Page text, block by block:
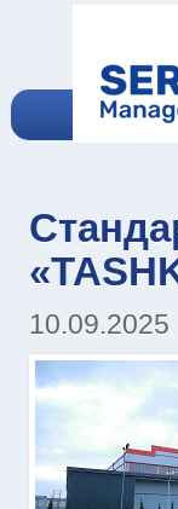
10.09.2025